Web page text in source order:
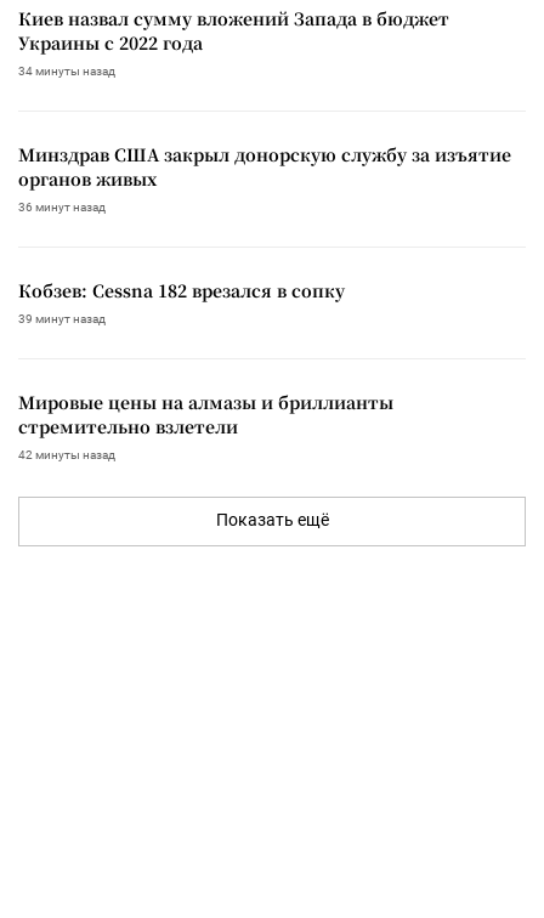
Киев назвал сумму вложений Запада в бюджет
Украины с 2022 года
34 минуты назад
Минздрав США закрыл донорскую службу за изъятие
органов живых
36 минут назад
Кобзев: Cessna 182 врезался в сопку
39 минут назад
Мировые цены на алмазы и бриллианты
стремительно взлетели
42 минуты назад
Показать ещё